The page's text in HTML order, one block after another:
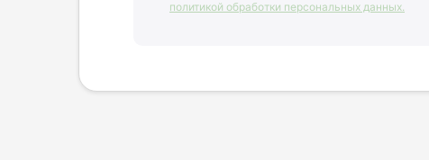
политикой обработки персональных данных.